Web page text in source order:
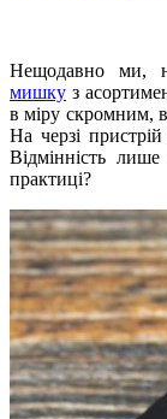
Нещодавно ми,
мишку з
в міру скромним,
На черзі
Відмінність
практиці?